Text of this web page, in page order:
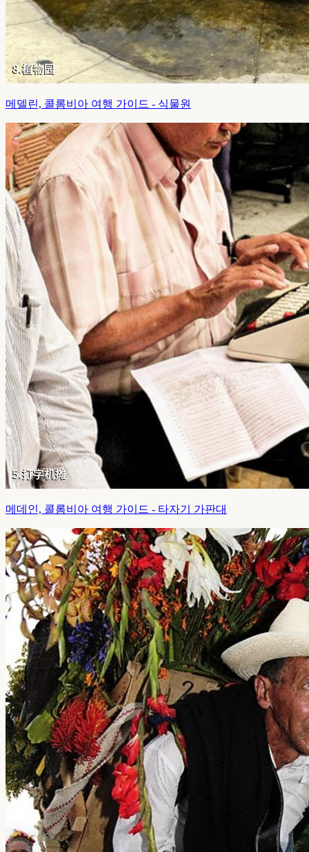
메델린, 콜롬비아 여행 가이드 - 식물원
메데인, 콜롬비아 여행 가이드 - 타자기 가판대